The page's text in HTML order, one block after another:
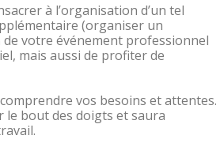
à l’organisation d’un tel
(organiser un
de votre événement professionnel
mais aussi de profiter de
vos besoins et attentes.
le bout des doigts et saura